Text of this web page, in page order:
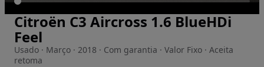
Imagem 1 de 51
Citroën C3 Aircross 1.6 BlueHDi
Feel
Usado · Março · 2018 · Com garantia · Valor Fixo · Aceita
retoma